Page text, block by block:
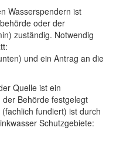
Wasserspendern ist
oder der
zuständig. Notwendig
und ein Antrag an die
Quelle ist ein
Behörde festgelegt
fundiert) ist durch
Schutzgebiete: